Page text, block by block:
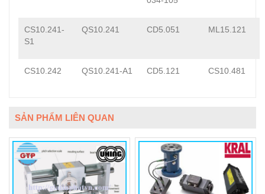
CS10.241-
S1
QS10.241 CD5.051 ML15.121
CS10.242 QS10.241-A1 CD5.121 CS10.481
SẢN PHẨM LIÊN QUAN